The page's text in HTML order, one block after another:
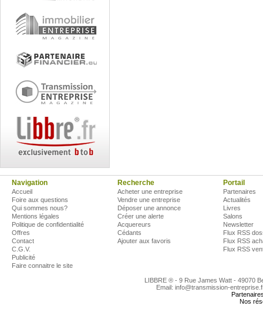
Navigation
Accueil
Foire aux questions
Qui sommes nous?
Mentions légales
Politique de confidentialité
Offres
Contact
C.G.V.
Publicité
Faire connaitre le site
Recherche
Acheter une entreprise
Vendre une entreprise
Déposer une annonce
Créer une alerte
Acquereurs
Cédants
Ajouter aux favoris
Portail
Partenaires
Actualités
Livres
Salons
Newsletter
Flux RSS
Flux RSS
Flux RSS
LIBBRE ® - 9 Rue James Watt - 49070
Email: info@transmission-
Nos